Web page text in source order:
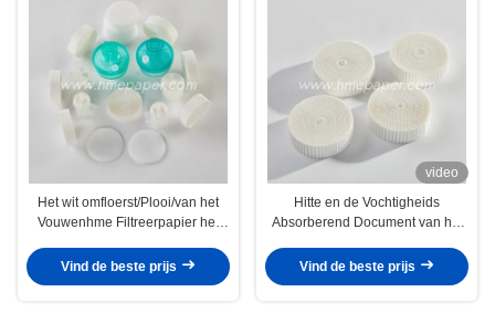
Het wit omfloerst/Plooi/van het
Vouwenhme Filtreerpapier het
Filtreerpapier
Vind de beste prijs
video
Hitte en de Vochtigheids
Absorberend Document van het
Broodje
Vind de beste prijs